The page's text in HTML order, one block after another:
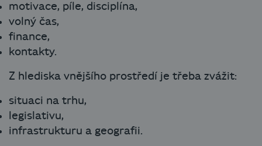
motivace, píle, disciplína,
volný čas,
finance,
kontakty.
Z hlediska vnějšího prostředí je třeba zvážit:
situaci na trhu,
legislativu,
infrastrukturu a geografii.